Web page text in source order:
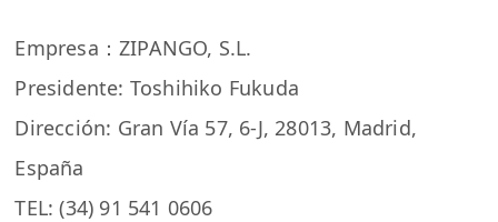
Empresa：ZIPANGO, S.L.
Presidente: Toshihiko Fukuda
Dirección: Gran Vía 57, 6-J, 28013, Madrid,
España
TEL: (34) 91 541 0606